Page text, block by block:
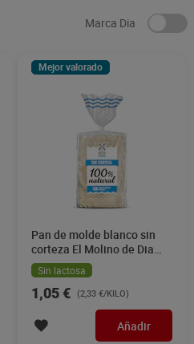
Marca Dia
Mejor valorado
Pan de molde blanco sin
corteza El Molino de Dia
450 g
Sin lactosa
1,05 € (2,33 €/KILO)
Añadir